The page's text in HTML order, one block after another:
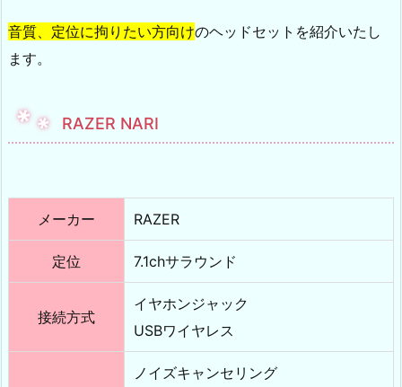
音質、定位に拘りたい方向けのヘッドセットを紹介いたし
ます。
RAZER NARI
メーカー RAZER
定位 7.1chサラウンド
接続方式
イヤホンジャック
USBワイヤレス
ノイズキャンセリング